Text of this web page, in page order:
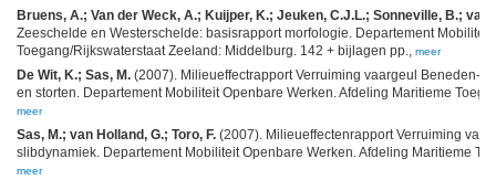
Bruens, A.; Van der Weck, A.; Kuijper, K.; Jeuken, C.J.L.; Sonneville, B.; van
Zeeschelde en Westerschelde: basisrapport morfologie. Departement
Toegang/Rijkswaterstaat Zeeland: Middelburg. 142 + bijlagen pp.,
meer
De Wit, K.; Sas, M. (2007). Milieueffectrapport Verruiming vaargeul Beneden-
en storten. Departement Mobiliteit Openbare Werken. Afdeling Maritieme
meer
Sas, M.; van Holland, G.; Toro, F. (2007). Milieueffectenrapport Verruiming
slibdynamiek. Departement Mobiliteit Openbare Werken. Afdeling Maritieme
meer